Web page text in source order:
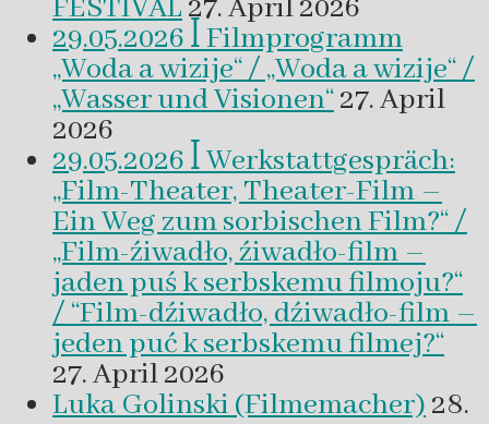
FESTIVAL 27. April 2026
29.05.2026 ꟾ Filmprogramm
„Woda a wizije“ / „Woda a wizije“ /
„Wasser und Visionen“27. April
2026
29.05.2026 ꟾ Werkstattgespräch:
„Film-Theater, Theater-Film –
Ein Weg zum sorbischen Film?“ /
„Film-źiwadło, źiwadło-film –
jaden puś k serbskemu filmoju?“
/ “Film-dźiwadło, dźiwadło-film –
jeden puć k serbskemu filmej?“
27. April 2026
Luka Golinski (Filmemacher) 28.